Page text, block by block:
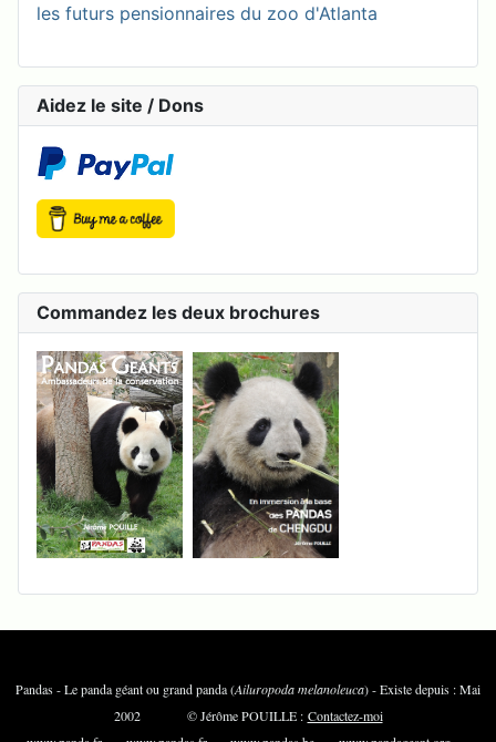
les futurs pensionnaires du zoo d'Atlanta
Aidez le site / Dons
Commandez les deux brochures
Pandas - Le panda géant ou grand panda (Ailuropoda melanoleuca) - Existe depuis : Mai
2002 © Jérôme POUILLE : Contactez-moi